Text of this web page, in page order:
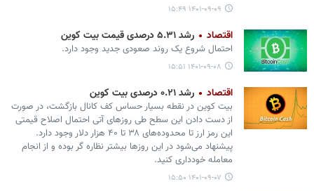
۱۴۰۱-۰۹-۰۹ ۱۵:۴۹
اقتصاد رشد ۵.۳۱ درصدی قیمت بیت کوین
احتمال شروع یک روند صعودی جدید وجود دارد.
۱۴۰۱-۰۹-۰۸ ۱۵:۵۱
اقتصاد رشد ۰.۲۱ درصدی بیت کوین
بیت کوین در نقطه بسیار حساس کف کانال بازگشت، در صورت
از دست دادن این سطح طی روزهای آتی احتمال اصلاح قیمتی
این رمز ارز تا محدوده‌های ۳۸ تا ۴۰ هزار دلار وجود دارد.
پیشنهاد می‌شود در این روزها بیشتر نظاره گر بوده و از انجام
معامله خودداری کنید.
۱۴۰۱-۰۹-۰۷ ۱۵:۵۰